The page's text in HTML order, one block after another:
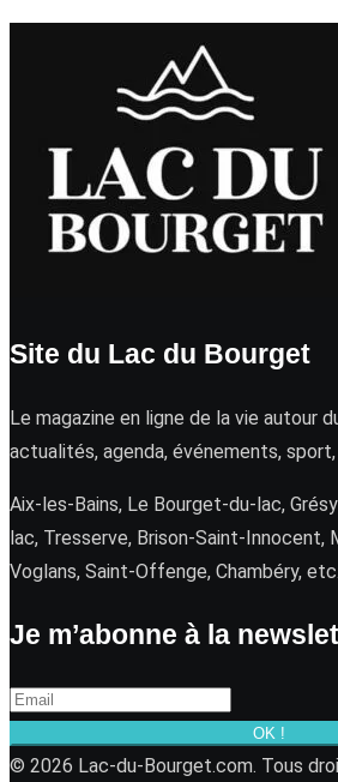
Site du Lac du Bourget
Le magazine en ligne de la vie autour
actualités, agenda, événements,
Aix-les-Bains, Le Bourget-du-lac,
lac, Tresserve, Brison-Saint-Innocent,
Voglans, Saint-Offenge, Chambéry, etc.
Je m’abonne à la
OK !
© 2026 Lac-du-Bourget.com. Tous